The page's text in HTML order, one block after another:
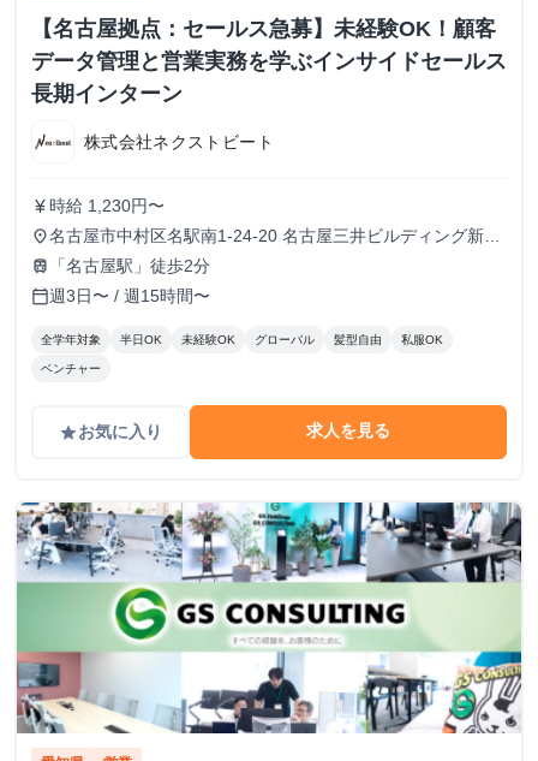
【名古屋拠点：セールス急募】未経験OK！顧客
データ管理と営業実務を学ぶインサイドセールス
長期インターン
株式会社ネクストビート
currency_yen 時給 1,230円〜
place名古屋市中村区名駅南1-24-20 名古屋三井ビルディング新館
5階
train 「名古屋駅」徒歩2分
calendar_today週3日〜 / 週15時間〜
全学年対象 半日OK 未経験OK グローバル 髪型自由 私服OK
ベンチャー
gradeお気に入り 求人を見る